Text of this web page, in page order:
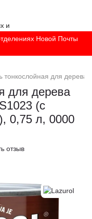
Новой Почты
тонкослойная для
для дерева
(с
0,75 л, 0000
отзыв